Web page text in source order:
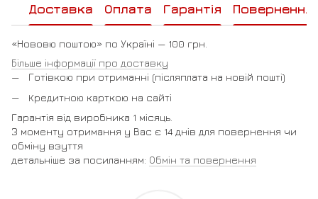
Доставка Оплата Гарантія Повернення
«Нововю поштою» по Україні — 100 грн.
Більше інформації про доставку
Готівкою при отриманні (післяплата на новій пошті)
Кредитною карткою на сайті
Гарантія від виробника 1 місяць.
З моменту отримання у Вас є 14 днів для повернення чи
обміну взуття
детальніше за посиланням: Обмін та повернення